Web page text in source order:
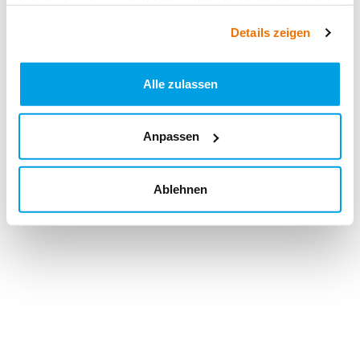
Details zeigen
Alle zulassen
Anpassen
Ablehnen